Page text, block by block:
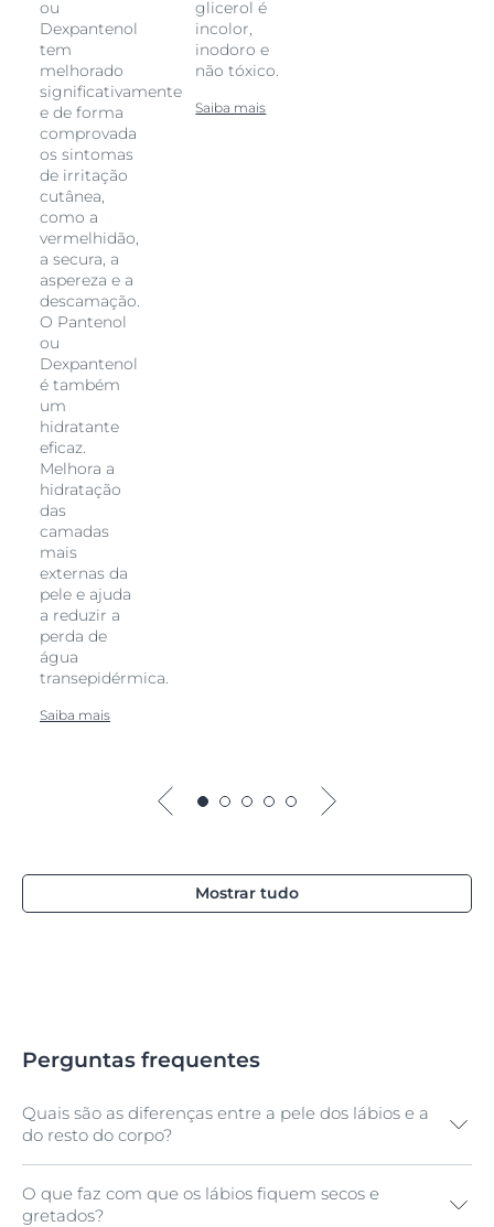
ou
Dexpantenol
tem
melhorado
significativamente
e de forma
comprovada
os sintomas
de irritação
cutânea,
como a
vermelhidão,
a secura, a
aspereza e a
descamação.
O Pantenol
ou
Dexpantenol
é também
um
hidratante
eficaz.
Melhora a
hidratação
das
camadas
mais
externas da
pele e ajuda
a reduzir a
perda de
água
transepidérmica.
Saiba mais
glicerol é
incolor,
inodoro e
não tóxico.
Saiba mais
Mostrar tudo
Perguntas frequentes
Quais são as diferenças entre a pele dos lábios e a
do resto do corpo?
A pele dos lábios é muito mais fina do que a do resto
do rosto. Possui menos melanócitos (células que
O que faz com que os lábios fiquem secos e
gretados?